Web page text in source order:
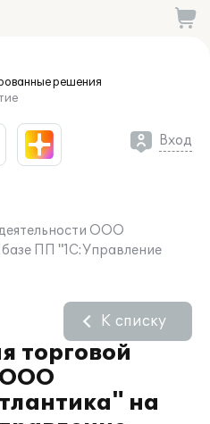
решения
Вход
ООО
ПП "1С:Управление
торговой
ООО
на
К списку